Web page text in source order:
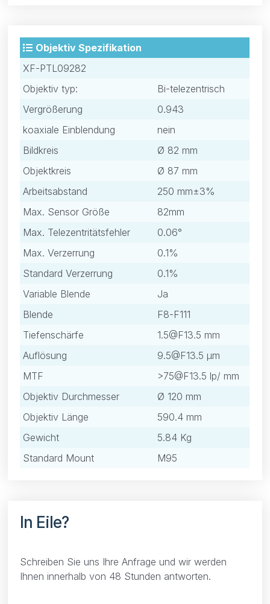
Objektiv Spezifikation
XF-PTL09282
Objektiv typ:
Bi-telezentrisch
Vergrößerung
0.943
koaxiale Einblendung
nein
Bildkreis
Ø 82 mm
Objektkreis
Ø 87 mm
Arbeitsabstand
250 mm±3%
Max. Sensor Größe
82mm
Max. Telezentritätsfehler
0.06°
Max. Verzerrung
0.1%
Standard Verzerrung
0.1%
Variable Blende
Ja
Blende
F8-F111
Tiefenschärfe
1.5@F13.5 mm
Auflösung
9.5@F13.5 μm
MTF
>75@F13.5 lp/ mm
Objektiv Durchmesser
Ø 120 mm
Objektiv Länge
590.4 mm
Gewicht
5.84 Kg
Standard Mount
M95
In Eile?
Schreiben Sie uns Ihre Anfrage und wir werden
Ihnen innerhalb von 48 Stunden antworten.